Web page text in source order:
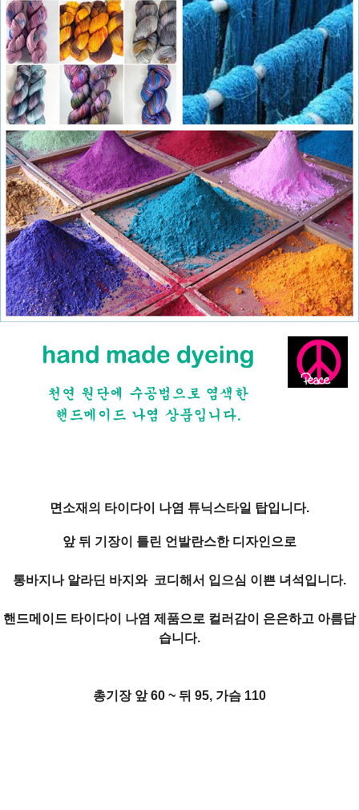
면소재의 타이다이 나염 튜닉스타일 탑입니다.
앞 뒤 기장이 틀린 언발란스한 디자인으로
통바지나 알라딘 바지와 코디해서 입으심 이쁜 녀석입니다.
핸드메이드 타이다이 나염 제품으로 컬러감이 은은하고 아름답
습니다.
총기장 앞 60 ~ 뒤 95, 가슴 110